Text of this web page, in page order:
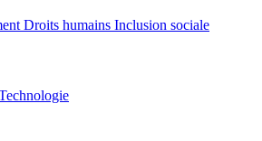
Droits humains Inclusion sociale